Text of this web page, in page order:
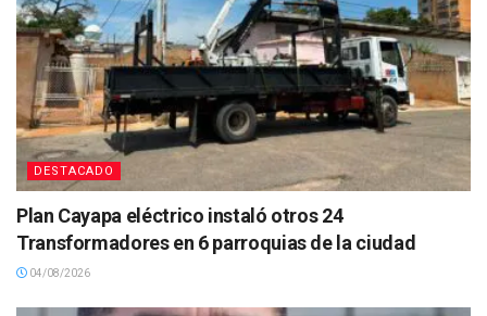
DESTACADO
Plan Cayapa eléctrico instaló otros 24
Transformadores en 6 parroquias de la ciudad
04/08/2026